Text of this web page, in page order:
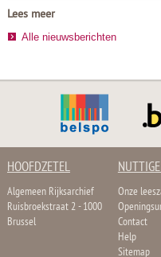
Lees meer
Alle nieuwsberichten
HOOFDZETEL
Algemeen Rijksarchief
Ruisbroekstraat 2 - 1000
Brussel
Onze
Contact
Help
Sitemap